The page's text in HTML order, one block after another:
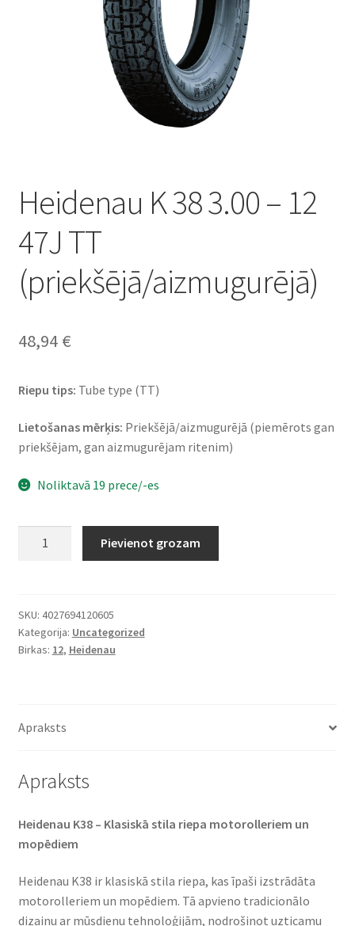
Heidenau K 38 3.00 – 12
47J TT
(priekšējā/aizmugurējā)
48,94 €
Riepu tips: Tube type (TT)
Lietošanas mērķis: Priekšējā/aizmugurējā (piemērots gan
priekšējam, gan aizmugurējam ritenim)
Noliktavā 19 prece/-es
-
12
47J
Pievienot grozam
SKU: 4027694120605
Kategorija: Uncategorized
Birkas: 12, Heidenau
Apraksts
Apraksts
Heidenau K38 – Klasiskā stila riepa motorolleriem un
mopēdiem
Heidenau K38 ir klasiskā stila riepa, kas īpaši izstrādāta
motorolleriem un mopēdiem. Tā apvieno tradicionālo
dizainu ar mūsdienu tehnoloģijām, nodrošinot uzticamu